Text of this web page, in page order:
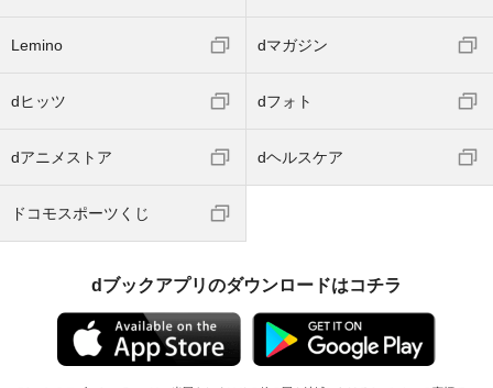
Lemino dマガジン
dヒッツ dフォト
dアニメストア dヘルスケア
ドコモスポーツくじ
dブックアプリのダウンロードはコチラ